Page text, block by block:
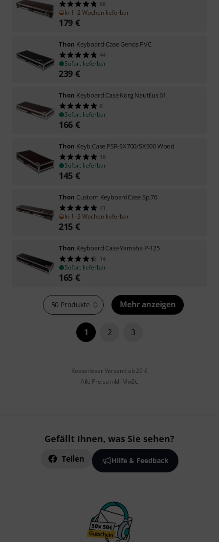
68
In 1–2 Wochen lieferbar
179 €
Thon Keyboard-Case Genos PVC
44
Sofort lieferbar
239 €
Thon Keyboard Case Korg Nautilus 61
8
Sofort lieferbar
166 €
Thon Keyb.Case PSR-SX700/SX900 Wood
18
Sofort lieferbar
145 €
Thon Custom KeyboardCase Sp.76
71
In 1–2 Wochen lieferbar
215 €
Thon Keyboard Case Yamaha P-125
14
Sofort lieferbar
165 €
50 Produkte Mehr anzeigen
1 2 3
Kostenloser Versand ab 29 €
Alle Preise inkl. MwSt.
Gefällt Ihnen, was Sie sehen?
Teilen Hilfe & Feedback